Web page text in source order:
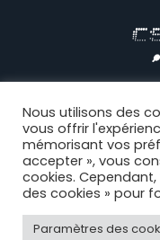
© CS CLICHY Tennis
légales|CGV|
Nous utilisons des
vous offrir
mémorisant vos
accepter », vous
cookies.
des cookies » pour
Paramètres des